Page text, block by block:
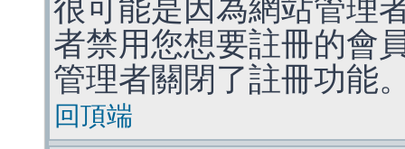
很可能是因為網站管理
者禁用您想要註冊的會
管理者關閉了註冊功能
回頂端